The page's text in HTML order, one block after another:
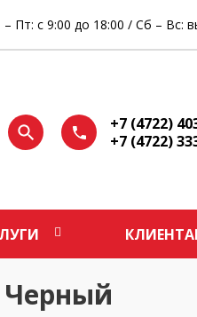
– Пт: с 9:00 до 18:00 / Сб – Вс:
+7 (4722)
+7 (4722)
Черный